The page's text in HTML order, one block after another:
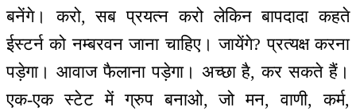
बनेंगे। करो, सब प्रयत्न करो लेकिन बापदादा कहते
ईस्टर्न को नम्बरवन जाना चाहिए। जायेंगे? प्रत्यक्ष करना
पड़ेगा। आवाज फैलाना पड़ेगा। अच्छा है, कर सकते हैं।
एक-एक स्टेट में ग्रुप बनाओ, जो मन, वाणी, कर्म,